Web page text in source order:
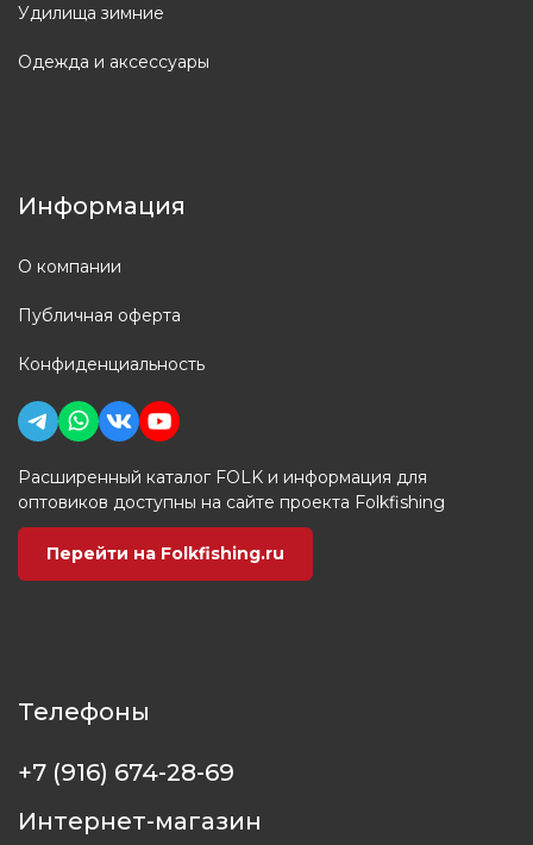
Удилища зимние
Одежда и аксессуары
Информация
О компании
Публичная оферта
Конфиденциальность
Расширенный каталог FOLK и информация для
оптовиков доступны на сайте проекта Folkfishing
Перейти на Folkfishing.ru
Телефоны
+7 (916) 674-28-69
Интернет-магазин